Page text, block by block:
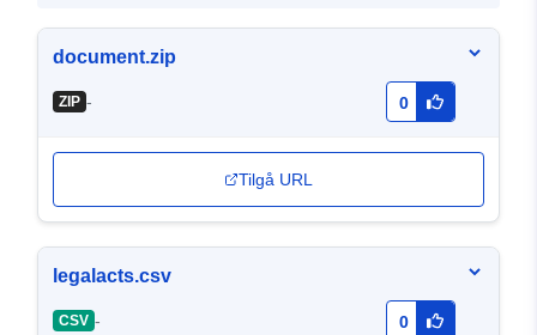
document.zip
ZIP - 0
Tilgå URL
legalacts.csv
CSV - 0